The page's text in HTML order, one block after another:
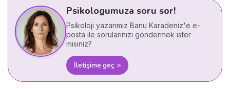
Psikologumuza soru sor!
Psikoloji yazarımız Banu Karadeniz'e e-
posta ile sorularınızı göndermek ister
misiniz?
İletişime geç >